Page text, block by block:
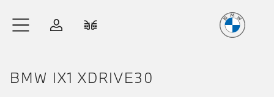
Anmelden
BMW IX1 XDRIVE30